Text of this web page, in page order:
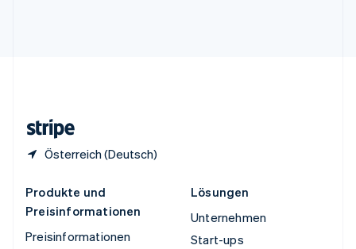
Österreich (Deutsch)
Produkte und
Preisinformationen
Preisinformationen
Lösungen
Unternehmen
Start-ups